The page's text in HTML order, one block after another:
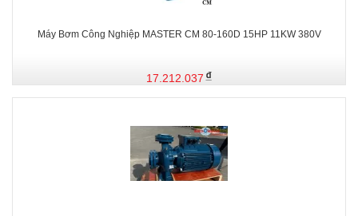
Máy Bơm Công Nghiệp MASTER CM 80-160D 15HP 11KW 380V
17.212.037